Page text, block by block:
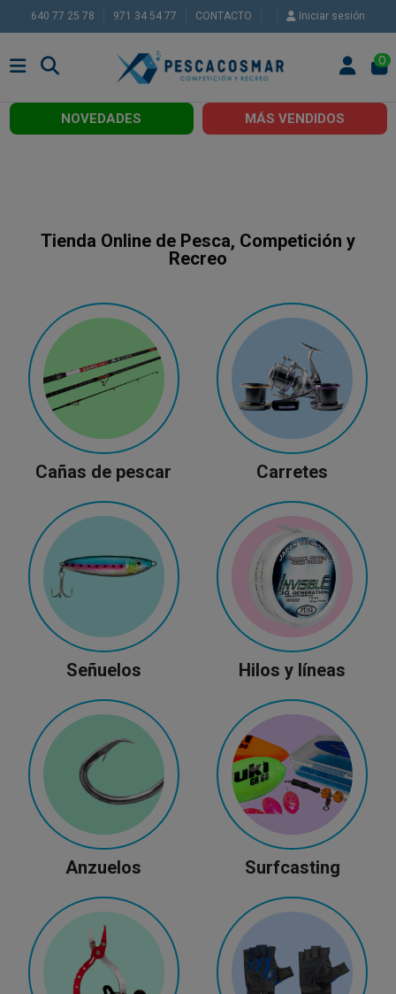
640 77 25 78 971 34 54 77 CONTACTO Iniciar sesión
0
NOVEDADES MÁS VENDIDOS
Tienda Online de Pesca, Competición y
Recreo
Cañas de pescar Carretes
Señuelos Hilos y líneas
Anzuelos Surfcasting